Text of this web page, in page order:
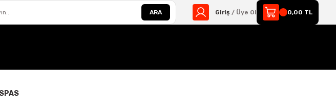
ARA Giriş / Üye Ol 0,00 TL